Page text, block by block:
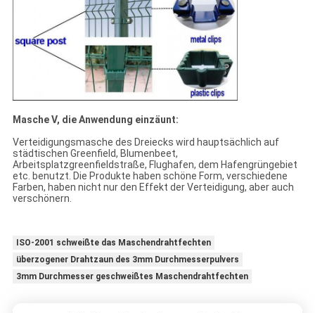
Masche V, die Anwendung einzäunt:
Verteidigungsmasche des Dreiecks wird hauptsächlich auf
städtischen Greenfield, Blumenbeet,
Arbeitsplatzgreenfieldstraße, Flughafen, dem Hafengrüngebiet
etc. benutzt. Die Produkte haben schöne Form, verschiedene
Farben, haben nicht nur den Effekt der Verteidigung, aber auch
verschönern.
ISO-2001 schweißte das Maschendrahtfechten
überzogener Drahtzaun des 3mm Durchmesserpulvers
3mm Durchmesser geschweißtes Maschendrahtfechten